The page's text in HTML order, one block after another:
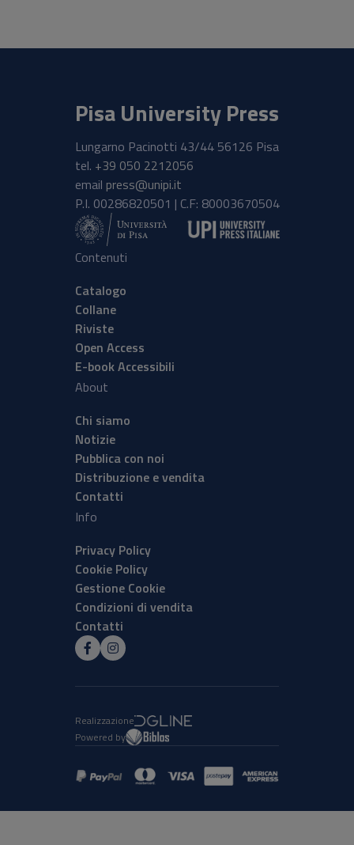
Pisa University Press
Lungarno Pacinotti 43/44 56126 Pisa
tel. +39 050 2212056
email press@unipi.it
P.I. 00286820501 | C.F: 80003670504
Contenuti
Catalogo
Collane
Riviste
Open Access
E-book Accessibili
About
Chi siamo
Notizie
Pubblica con noi
Distribuzione e vendita
Contatti
Info
Privacy Policy
Cookie Policy
Gestione Cookie
Condizioni di vendita
Contatti
Realizzazione
Powered by